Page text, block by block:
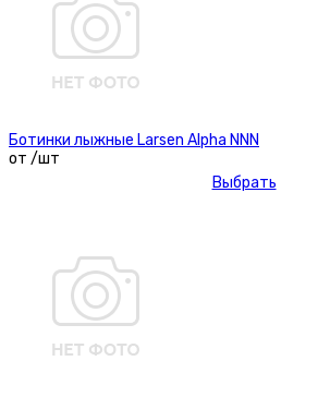
Ботинки лыжные Larsen Alpha NNN
от /шт
Выбрать